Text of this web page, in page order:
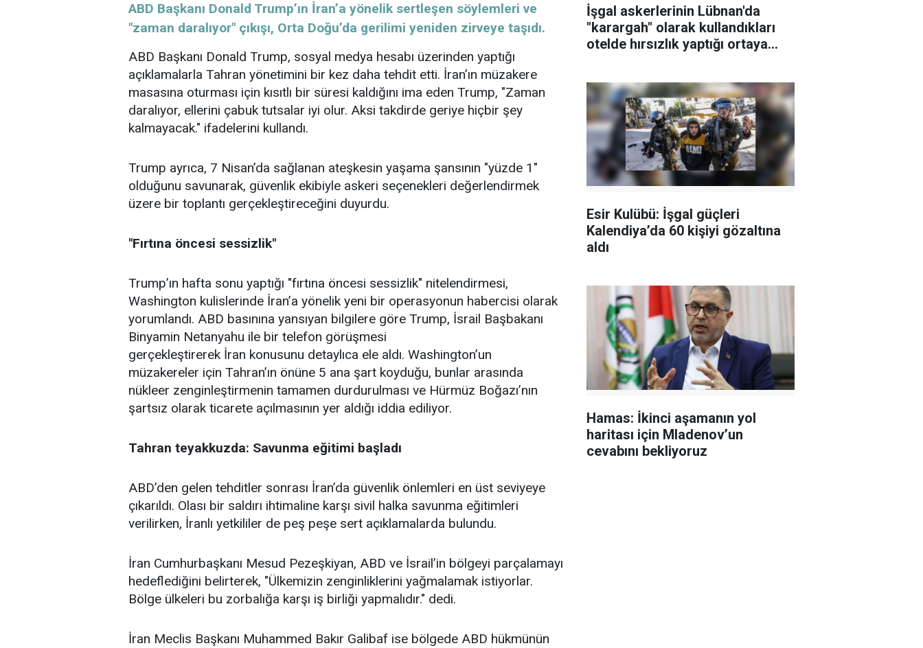
ABD Başkanı Donald Trump’ın İran’a yönelik sertleşen söylemleri ve
"zaman daralıyor" çıkışı, Orta Doğu’da gerilimi yeniden zirveye taşıdı.
ABD Başkanı Donald Trump, sosyal medya hesabı üzerinden yaptığı
açıklamalarla Tahran yönetimini bir kez daha tehdit etti. İran’ın müzakere
masasına oturması için kısıtlı bir süresi kaldığını ima eden Trump, "Zaman
daralıyor, ellerini çabuk tutsalar iyi olur. Aksi takdirde geriye hiçbir şey
kalmayacak." ifadelerini kullandı.
Trump ayrıca, 7 Nisan’da sağlanan ateşkesin yaşama şansının "yüzde 1"
olduğunu savunarak, güvenlik ekibiyle askeri seçenekleri değerlendirmek
üzere bir toplantı gerçekleştireceğini duyurdu.
"Fırtına öncesi sessizlik"
Trump’ın hafta sonu yaptığı "fırtına öncesi sessizlik" nitelendirmesi,
Washington kulislerinde İran’a yönelik yeni bir operasyonun habercisi olarak
yorumlandı. ABD basınına yansıyan bilgilere göre Trump, İsrail Başbakanı
Binyamin Netanyahu ile bir telefon görüşmesi
gerçekleştirerek İran konusunu detaylıca ele aldı. Washington’un
müzakereler için Tahran’ın önüne 5 ana şart koyduğu, bunlar arasında
nükleer zenginleştirmenin tamamen durdurulması ve Hürmüz Boğazı’nın
şartsız olarak ticarete açılmasının yer aldığı iddia ediliyor.
Tahran teyakkuzda: Savunma eğitimi başladı
ABD’den gelen tehditler sonrası İran’da güvenlik önlemleri en üst seviyeye
çıkarıldı. Olası bir saldırı ihtimaline karşı sivil halka savunma eğitimleri
verilirken, İranlı yetkililer de peş peşe sert açıklamalarda bulundu.
İran Cumhurbaşkanı Mesud Pezeşkiyan, ABD ve İsrail’in bölgeyi parçalamayı
hedeflediğini belirterek, "Ülkemizin zenginliklerini yağmalamak istiyorlar.
Bölge ülkeleri bu zorbalığa karşı iş birliği yapmalıdır." dedi.
İran Meclis Başkanı Muhammed Bakır Galibaf ise bölgede ABD hükmünün
İşgal askerlerinin Lübnan'da
"karargah" olarak kullandıkları
otelde hırsızlık yaptığı ortaya
Esir Kulübü: İşgal güçleri
Kalendiya’da 60 kişiyi gözaltına
aldı
Hamas: İkinci aşamanın yol
haritası için Mladenov’un
cevabını bekliyoruz